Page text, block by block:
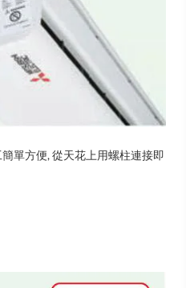
單方便, 從天花上用螺柱連接即